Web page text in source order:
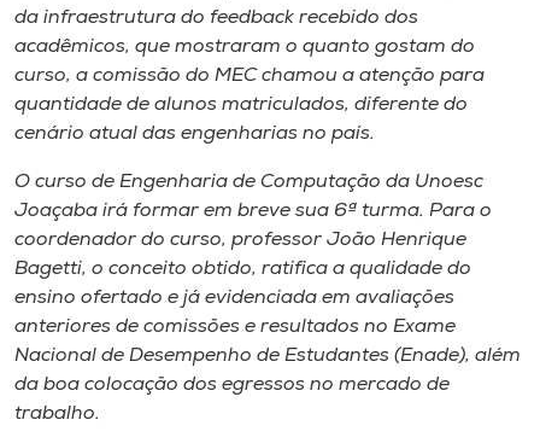
da infraestrutura do feedback recebido dos
acadêmicos, que mostraram o quanto gostam do
curso, a comissão do MEC chamou a atenção para
quantidade de alunos matriculados, diferente do
cenário atual das engenharias no país.
O curso de Engenharia de Computação da Unoesc
Joaçaba irá formar em breve sua 6ª turma. Para o
coordenador do curso, professor João Henrique
Bagetti, o conceito obtido, ratifica a qualidade do
ensino ofertado e já evidenciada em avaliações
anteriores de comissões e resultados no Exame
Nacional de Desempenho de Estudantes (Enade), além
da boa colocação dos egressos no mercado de
trabalho.